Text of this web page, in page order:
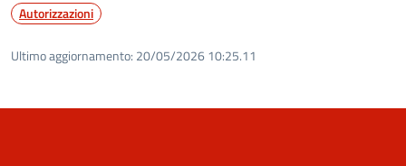
Autorizzazioni
Ultimo aggiornamento: 20/05/2026 10:25.11